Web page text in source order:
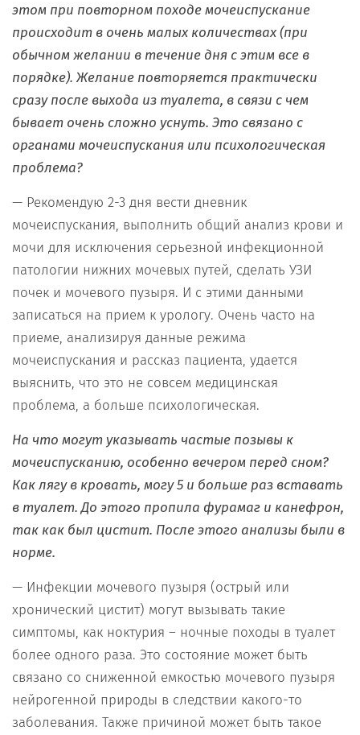
этом при повторном походе мочеиспускание
происходит в очень малых количествах (при
обычном желании в течение дня с этим все в
порядке). Желание повторяется практически
сразу после выхода из туалета, в связи с чем
бывает очень сложно уснуть. Это связано с
органами мочеиспускания или психологическая
проблема?
— Рекомендую 2-3 дня вести дневник
мочеиспускания, выполнить общий анализ крови и
мочи для исключения серьезной инфекционной
патологии нижних мочевых путей, сделать УЗИ
почек и мочевого пузыря. И с этими данными
записаться на прием к урологу. Очень часто на
приеме, анализируя данные режима
мочеиспускания и рассказ пациента, удается
выяснить, что это не совсем медицинская
проблема, а больше психологическая.
На что могут указывать частые позывы к
мочеиспусканию, особенно вечером перед сном?
Как лягу в кровать, могу 5 и больше раз вставать
в туалет. До этого пропила фурамаг и канефрон,
так как был цистит. После этого анализы были в
норме.
— Инфекции мочевого пузыря (острый или
хронический цистит) могут вызывать такие
симптомы, как ноктурия – ночные походы в туалет
более одного раза. Это состояние может быть
связано со сниженной емкостью мочевого пузыря
нейрогенной природы в следствии какого-то
заболевания. Также причиной может быть такое